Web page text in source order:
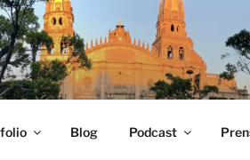
locutor y productor audiovisual
Blog Podcast